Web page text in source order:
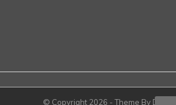
© Copyright 2026 - Theme By DMWS